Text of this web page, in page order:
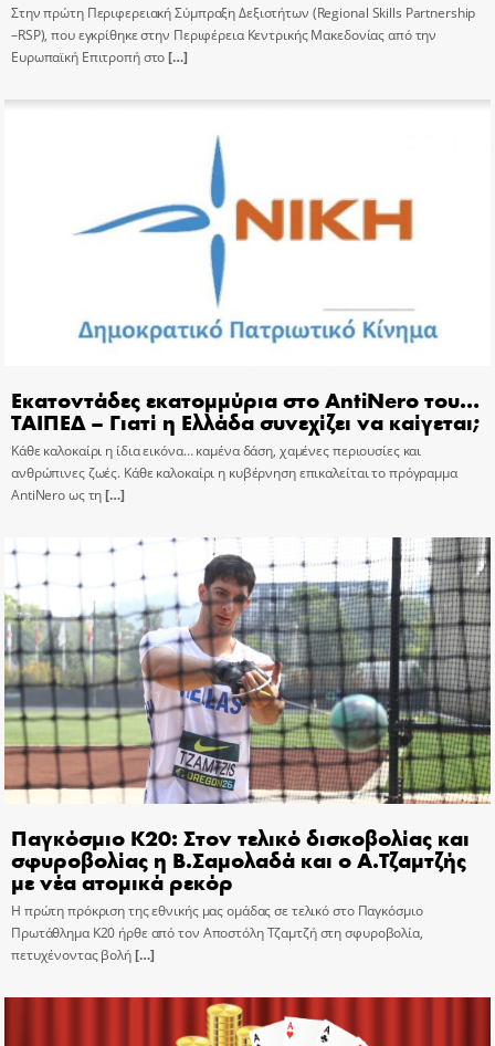
Στην πρώτη Περιφερειακή Σύμπραξη Δεξιοτήτων (Regional Skills Partnership
–RSP), που εγκρίθηκε στην Περιφέρεια Κεντρικής Μακεδονίας από την
Ευρωπαϊκή Επιτροπή στο[…]
Εκατοντάδες εκατομμύρια στο AntiNero του…
ΤΑΙΠΕΔ – Γιατί η Ελλάδα συνεχίζει να καίγεται;
Κάθε καλοκαίρι η ίδια εικόνα… καμένα δάση, χαμένες περιουσίες και
ανθρώπινες ζωές. Κάθε καλοκαίρι η κυβέρνηση επικαλείται το πρόγραμμα
AntiNero ως τη[…]
Παγκόσμιο Κ20: Στον τελικό δισκοβολίας και
σφυροβολίας η Β.Σαμολαδά και ο Α.Τζαμτζής
με νέα ατομικά ρεκόρ
Η πρώτη πρόκριση της εθνικής μας ομάδας σε τελικό στο Παγκόσμιο
Πρωτάθλημα Κ20 ήρθε από τον Αποστόλη Τζαμτζή στη σφυροβολία,
πετυχένοντας βολή[…]